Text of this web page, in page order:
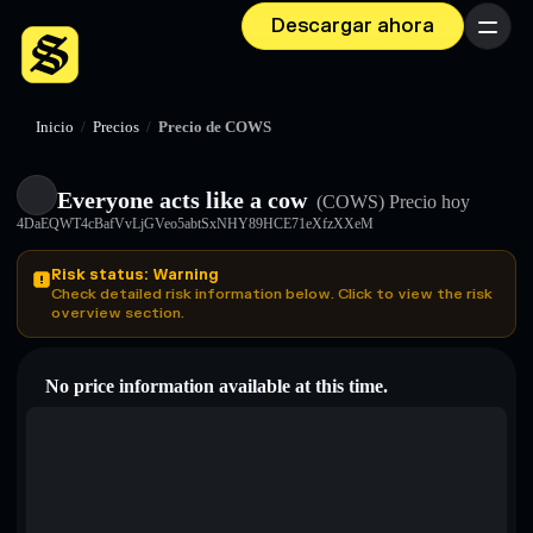
Descargar ahora Menú
Inicio / Precios / Precio de COWS
Everyone acts like a cow (COWS) Precio hoy
4DaEQWT4cBafVvLjGVeo5abtSxNHY89HCE71eXfzXXeM
Risk status: Warning
Check detailed risk information below. Click to view the risk
overview section.
No price information available at this time.